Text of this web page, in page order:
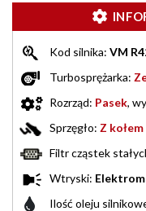
Kod silnika: VM
Turbosprężarka:
Rozrząd: Pasek,
Sprzęgło: Z
Filtr cząstek
Wtryski:
Ilość oleju